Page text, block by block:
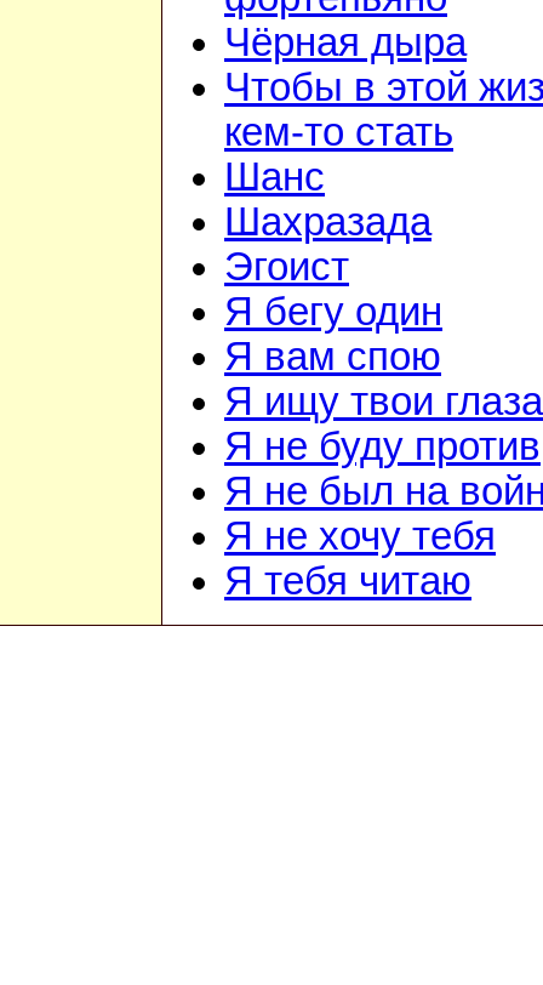
Чёрная дыра
Чтобы в этой
кем-то стать
Шанс
Шахразада
Эгоист
Я бегу один
Я вам спою
Я ищу твои глаза
Я не буду против
Я не был на
Я не хочу тебя
Я тебя читаю